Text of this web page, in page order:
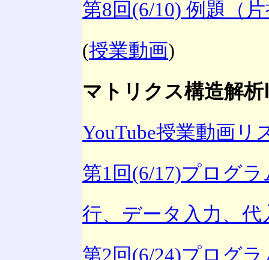
第8回(6/10) 例題（
(授業動画)
マトリクス構造解析
YouTube授業動画リ
第1回(6/17)プログ
行、データ入力、代
第2回(6/24)プログ